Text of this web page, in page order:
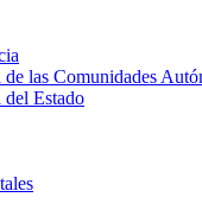
las Comunidades
Estado